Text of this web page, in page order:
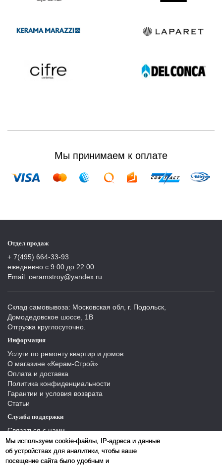
Мы используем cookie-файлы, IP-адреса и данные
об устройствах для аналитики, чтобы ваше
посещение сайта было удобным и
Мы принимаем к оплате
Отдел продаж
+ 7(495) 664-33-93
ежедневно с 9:00 до 22:00
Email: ceramstroy@yandex.ru
Склад самовывоза: Московская обл, г. Подольск,
Домодедовское шоссе, 1В
Отгрузка круглосуточно.
Информация
Услуги по ремонту квартир и домов
О магазине «Керам-Строй»
Оплата и доставка
Политика конфиденциальности
Гарантии и условия возврата
Статьи
Служба поддержки
Связаться с нами
Отзывы
Производители
Карта сайта